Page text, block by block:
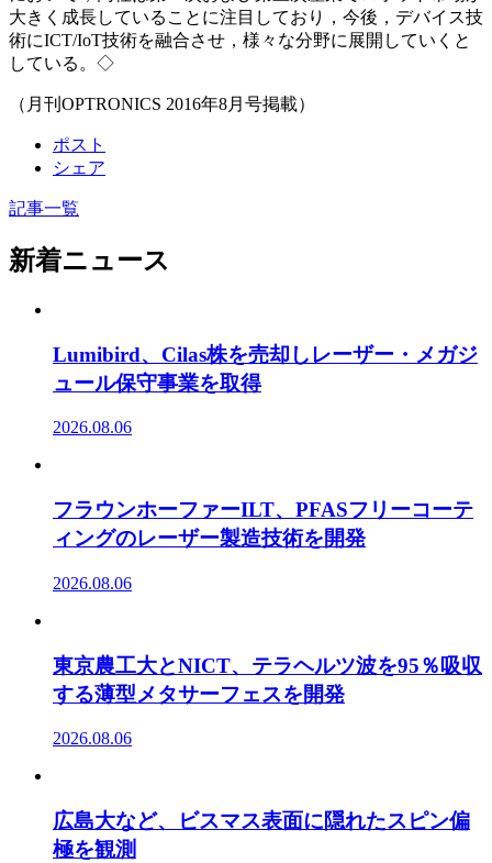
大きく成長していることに注目しており，今後，デバイス技
術にICT/IoT技術を融合させ，様々な分野に展開していくと
している。◇
（月刊OPTRONICS 2016年8月号掲載）
ポスト
シェア
記事一覧
新着ニュース
Lumibird、Cilas株を売却しレーザー・メガジ
ュール保守事業を取得
2026.08.06
フラウンホーファーILT、PFASフリーコーテ
ィングのレーザー製造技術を開発
2026.08.06
東京農工大とNICT、テラヘルツ波を95％吸収
する薄型メタサーフェスを開発
2026.08.06
広島大など、ビスマス表面に隠れたスピン偏
極を観測